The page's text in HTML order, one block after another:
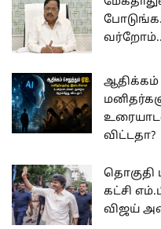
வர்றோம்..
ஆதிக்கம்
விட்டதா?
கட்சி
விஜய்